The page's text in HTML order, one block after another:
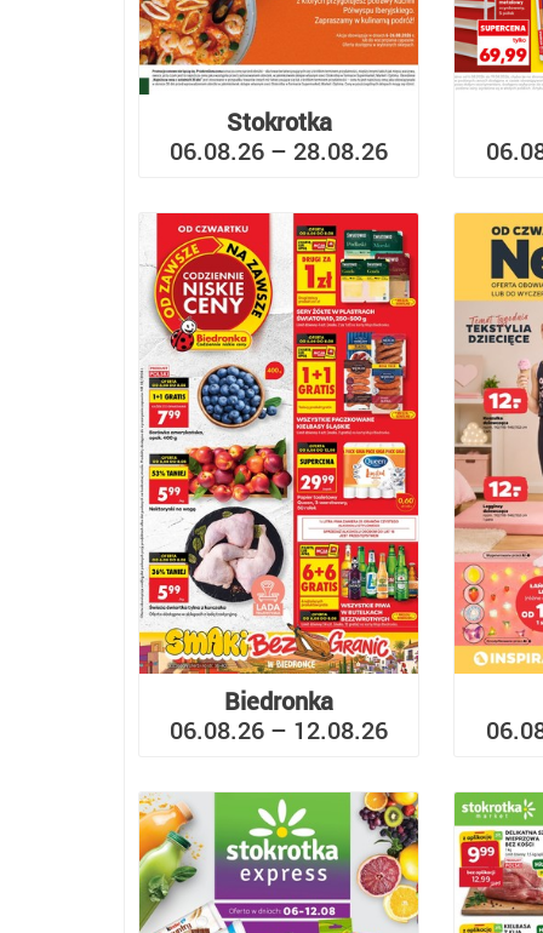
Stokrotka
06.08.26 – 28.08.26
Biedronka
06.08.26 – 12.08.26